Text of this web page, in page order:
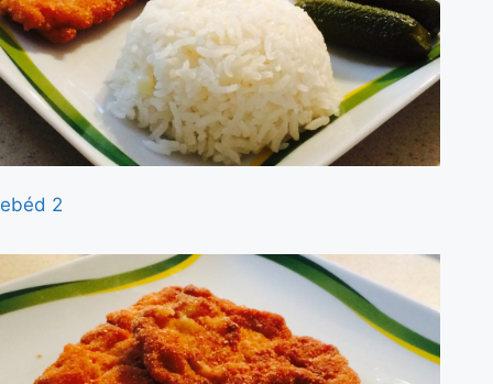
ebéd 2